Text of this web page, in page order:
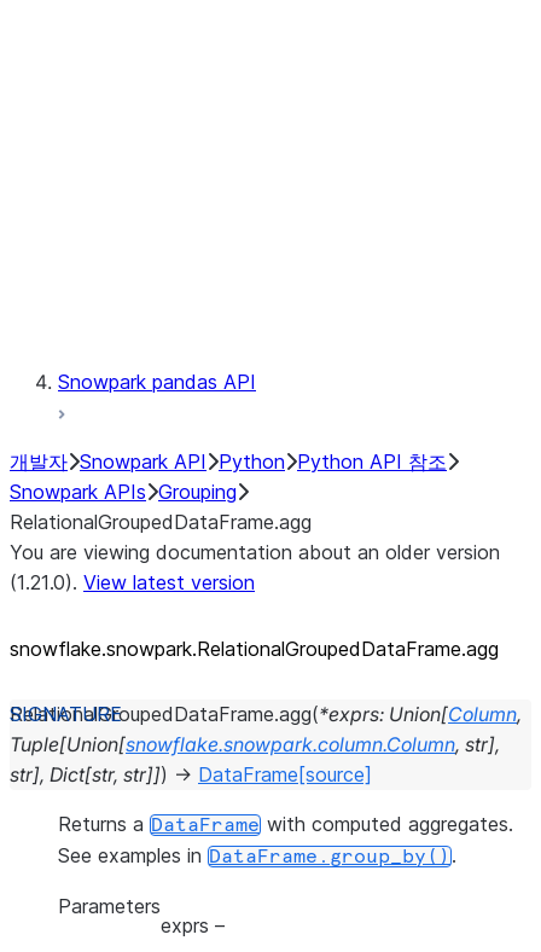
Snowpark pandas API
개발자 Snowpark API Python Python API 참조
Snowpark APIs Grouping
RelationalGroupedDataFrame.agg
You are viewing documentation about an older version
(1.21.0). View latest version
snowflake.snowpark.RelationalGroupedDataFrame.agg
RelationalGroupedDataFrame.agg(*exprs: Union[Column,
Tuple[Union[snowflake.snowpark.column.Column, str],
str], Dict[str, str]]) → DataFrame [source]
Returns a DataFrame with computed aggregates.
See examples in DataFrame.group_by().
Parameters
exprs –